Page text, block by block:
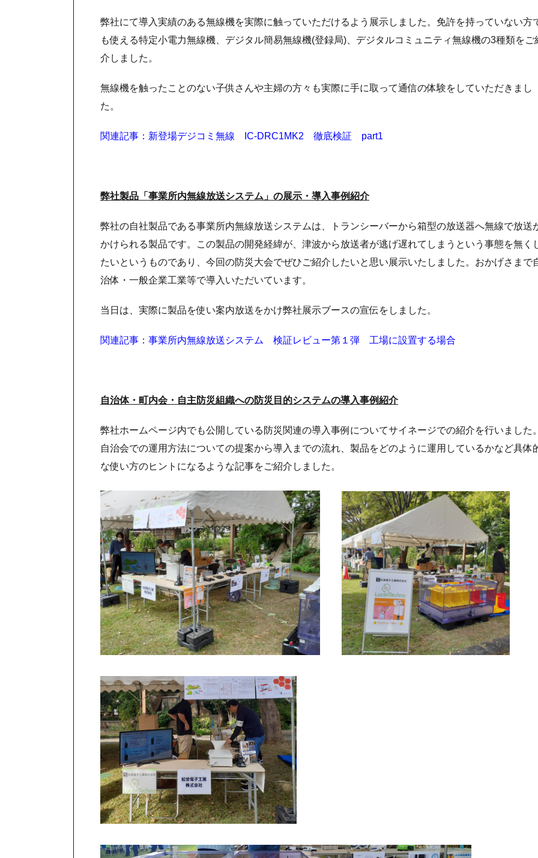
弊社にて導入実績のある無線機を実際に触っていただけるよう展示しました。免許を持っていない方
も使える特定小電力無線機、デジタル簡易無線機(登録局)、デジタルコミュニティ無線機の3種類をご
介しました。
無線機を触ったことのない子供さんや主婦の方々も実際に手に取って通信の体験をしていただきまし
た。
関連記事：新登場デジコミ無線 IC-DRC1MK2 徹底検証 part1
弊社製品「事業所内無線放送システム」の展示・導入事例紹介
弊社の自社製品である事業所内無線放送システムは、トランシーバーから箱型の放送器へ無線で放送
かけられる製品です。この製品の開発経緯が、津波から放送者が逃げ遅れてしまうという事態を無く
たいというものであり、今回の防災大会でぜひご紹介したいと思い展示いたしました。おかげさまで
治体・一般企業工業等で導入いただいています。
当日は、実際に製品を使い案内放送をかけ弊社展示ブースの宣伝をしました。
関連記事：事業所内無線放送システム 検証レビュー第１弾 工場に設置する場合
自治体・町内会・自主防災組織への防災目的システムの導入事例紹介
弊社ホームページ内でも公開している防災関連の導入事例についてサイネージでの紹介を行いました
自治会での運用方法についての提案から導入までの流れ、製品をどのように運用しているかなど具体
な使い方のヒントになるような記事をご紹介しました。